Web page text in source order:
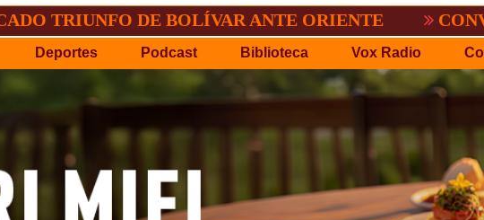
DE BOLÍVAR ANTE ORIENTE
Deportes Podcast Biblioteca Vox Radio